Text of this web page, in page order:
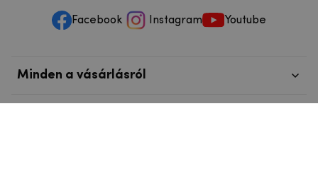
Facebook Instagram Youtube
Minden a vásárlásról